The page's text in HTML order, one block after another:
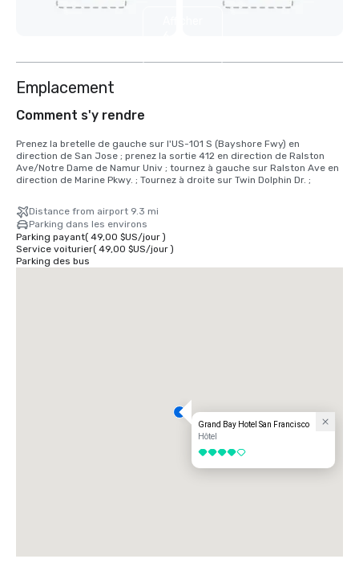
Emplacement
Comment s'y rendre
Prenez la bretelle de gauche sur l'US-101 S (Bayshore Fwy) en
direction de San Jose ; prenez la sortie 412 en direction de Ralston
Ave/Notre Dame de Namur Univ ; tournez à gauche sur Ralston Ave en
direction de Marine Pkwy. ; Tournez à droite sur Twin Dolphin Dr. ;
Distance from airport 9.3 mi
Parking dans les environs
Parking payant( 49,00 $US/jour)
Service voiturier( 49,00 $US/jour)
Parking des bus
Grand Bay Hotel San Francisco
Hôtel
4 sur 5